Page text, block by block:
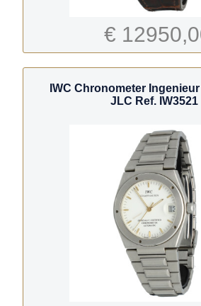
€
IWC Chronometer
JLC Ref. IW3521